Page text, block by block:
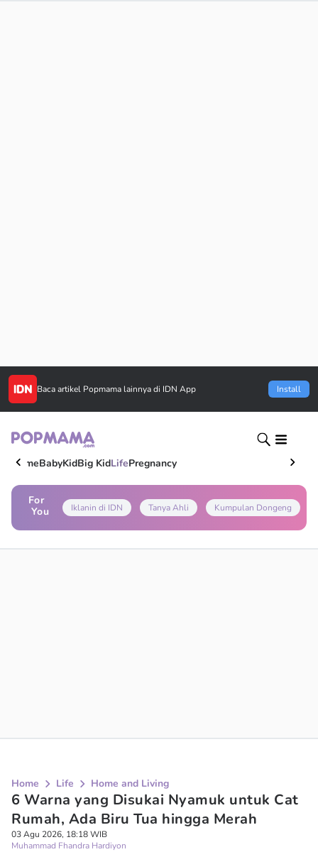
Baca artikel Popmama lainnya di IDN App Install
HomeBabyKidBig KidLifePregnancy
For
You
Iklanin di IDN Tanya Ahli Kumpulan Dongeng
Home Life Home and Living
6 Warna yang Disukai Nyamuk untuk Cat
Rumah, Ada Biru Tua hingga Merah
03 Agu 2026, 18:18 WIB
Muhammad Fhandra Hardiyon